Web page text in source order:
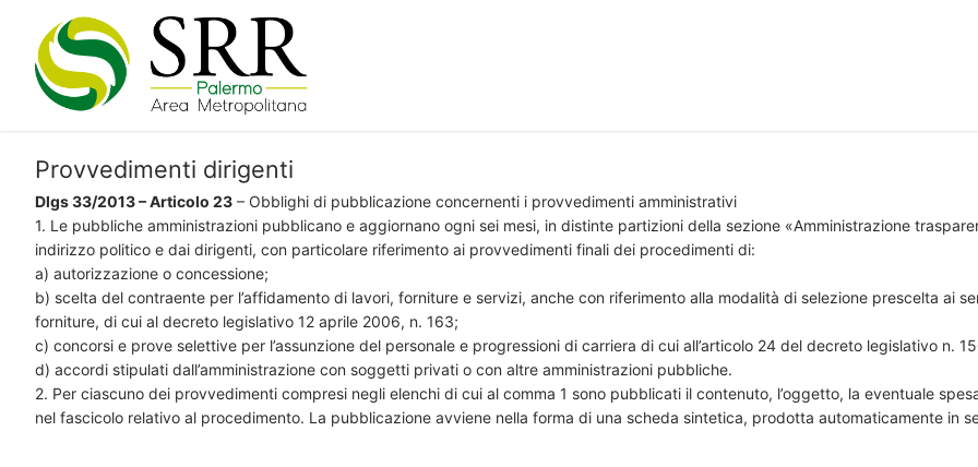
contenuto
Provvedimenti dirigenti
Dlgs 33/2013 – Articolo 23 – Obblighi di pubblicazione concernenti i provvedimenti amministrativi
1. Le pubbliche amministrazioni pubblicano e aggiornano ogni sei mesi, in distinte partizioni della sezione «Amministrazione
indirizzo politico e dai dirigenti, con particolare riferimento ai provvedimenti finali dei procedimenti di:
a) autorizzazione o concessione;
b) scelta del contraente per l’affidamento di lavori, forniture e servizi, anche con riferimento alla modalità di selezione prescelta ai
forniture, di cui al decreto legislativo 12 aprile 2006, n. 163;
c) concorsi e prove selettive per l’assunzione del personale e progressioni di carriera di cui all’articolo 24 del decreto legislativo n.
d) accordi stipulati dall’amministrazione con soggetti privati o con altre amministrazioni pubbliche.
2. Per ciascuno dei provvedimenti compresi negli elenchi di cui al comma 1 sono pubblicati il contenuto, l’oggetto, la eventuale
nel fascicolo relativo al procedimento. La pubblicazione avviene nella forma di una scheda sintetica, prodotta automaticamente in